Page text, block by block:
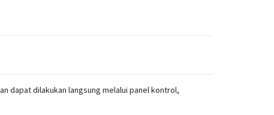
dapat dilakukan langsung melalui panel kontrol,